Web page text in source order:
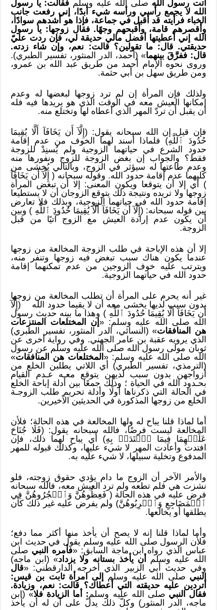
أتت رسول الله صلى الله عليه وسلمفقالت: يا رسول
الله لا يجمع رأسي ورأسه شيء أبدًا، إني رفعت جانب
الخباء فرأيته قد أقبل في جماعة، فإذا هو أشدهم سوادًا،
وأقصرهم قامة، وأقبحهم وجهًا. فقال زوجها: يا رسول
الله إني أعطيتها أفضل مالي حديقة لي، فإن ردت عليّ
حديقتي. قال: ما تقولين؟ قالت: نعم، وإن شاء زدته.
قال: ففرَّقَ بينهما» (أحمد، الدر المنثور، تفسير الطبري).
وروى نحوه الإمام أحمد من طريق عبد الله بن عمرو،
ومن طريق سهل بن أبي حثمة.
ولذلك فإن المرأة إن لم ترد زوجها لبغضها له وعدم
إمكانها العيش معه في الوقت الذي هو يريدها فيه فله
أن يقبل أن تردّ المهر الذي أعطاه لها وتختلع منه.
فإن قيل إن الله سبحانه يقول: (إِلَّآ أَن يَخَافَآ أَلَّا يُقِيمَا
حُدُودَ ٱللَّهِ) فلماذا أسند لهما الخوف من عدم إقامة
حدود الشرع في حياتهما الزوجية ولم يُسنِدْ للزوجة
فقط؟ والجواب إن بغض الزوجة للزوج ونفورها منه
وعدم طاعتها له سيؤثر في الزوج، وبالتالي يُخشى من
كليهما عدم إقامة حدود الله. وقوله سبحانه ( إِلَّآ أَن يَخَافَآ
) أي إلا أن يتوقعا ويكون المعنى: إلا أن تبغض المرأة
زوجها ولا تريده ونتيجة ذلك يتوقع الزوجان أن لا يستطيعا
إقامة حدود الله في حياتهما الزوجية، وبذلك فلا تعارض
بين قوله سبحانه: (إِلَّآ أَن يَخَافَآ أَلَّا يُقِيمَا حُدُودَ ٱللَّهِ ) وبين
أن يكون عدم إرادة العيش مع الزوج آتيًا من قبل
الزوجة.
إلا أن هذه الإباحة في طلب الزوجة المخالعة من زوجها
عندما يكون هناك سبب تبغض فيه زوجها وتنفر منه،
ويترتب عليه خوف الزوجين من عدم تمكنهما إقامة
حدود الله في حياتهما الزوجية.
غير أنه يحرم على المرأة أن تطلب المخالعة من زوجها
بدون سبب لديها يخشى معه أن لا يقيما حدود الله (إِلَّآ
أَن يَخَافَآ أَلَّا يُقِيمَا حُدُودَ ٱللَّهِ ) وهذا ما بينه حديث رسول
الله صلى الله عليه وسلم: « إن المختلعات المنتزعات
هن المنافقات» (النسائي، الدر المنثور، تفسير الطبري)
الذي يرويه عقبة بن عامر الجهني. وفي رواية أخرى عن
ثوبان مولى رسول الله صلى الله عليه وسلم عن رسول
الله صلى الله عليه وسلم: «المختلعات هن المنافقات»
(الترمذي، تفسير الطبري) أي اللاتي يطلبن الخلع من
أزواجهن بدون سبب لديهن يتوقع معـه عـدم القيام
بحـدود الله في الحياة ؛ وذلك جمعًا بين أدلة إباحة الخلع
في الحالة التي ذكرناها أولًا وأدلة تحريم طلب الزوجـة
الخلع من زوجها المذكورة في الحديثين الأخيرين.
أما لماذا قلنا يباح له ولها المخالعة في هذه الحالة؛ فلأن
المخالعة ليست فرضًا، فالله سبحانه يقول: (فَلَا جُنَاحَ
عَلَيۡهِمَا فِيمَا ٱفۡتَدَتۡ بِهِ) أي يباح لهما ذلك، فإن
افتدت وأعادت المهر لا شيء عليها، وكذلك قبوله للمهر
المدفوع وتخلية سبيلها، لا شيء عليه به.
والأمر الآخر أن الزوج ما دام يؤدي حقوق زوجته، فلو
نشزت هي فلم تطعه ولم ترد العيش معه، فالله سبحانه
فرض عليه في هذه الحالة ( فَعِظُوهُنَّ وَٱهۡجُرُوهُنَّ فِي
ٱلۡمَضَاجِعِ وَٱضۡرِبُوهُنَّ) ولم يفرض عليه غير ذلك كأن
يطلقها أو يخالعها.
وأما لماذا قلنا إنه لا يصح أن يأخذ منها أكثر مما دفع؛
فلأن الرسول صلى الله عليه وسلم يقول في حديث ابن
عباس الذي رواه ابن ماجة السابق: «فأمره النبي صلى
الله عليه وسلم
أن يأخذ بستانه ولا يزداد» (ابن ماجه)
وفي حديث أبي الزبير الذي أخرجه الدارقطني: «قال
النبي صلى الله عليه وسلم إلى امرأة ثابت بن قيس:
أتردين عليه حديقته التي أعطاك؟ قالت: نعم، وزيادة.
فقال النبي صلى الله عليه وسلم: أما الزيادة فلا» (ابن
ماجه، الدر المنثور) وكلّ ذلك يدلّ على أن له أن يأخذ